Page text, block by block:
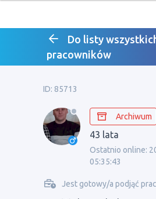
Do listy
pracowników
ID: 85713
Archiwum
43 lata
Ostatnio online:
05:35:43
Jest gotowy/a podjąć